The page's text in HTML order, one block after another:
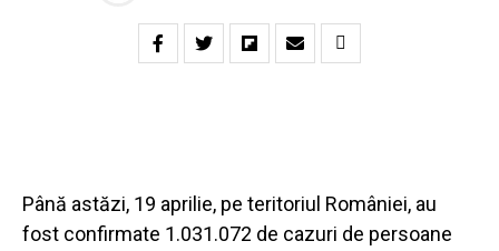
Până astăzi, 19 aprilie, pe teritoriul României, au
fost confirmate 1.031.072 de cazuri de persoane